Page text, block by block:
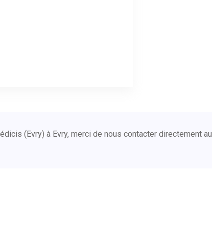
(Evry) à Evry, merci de nous contacter directement au